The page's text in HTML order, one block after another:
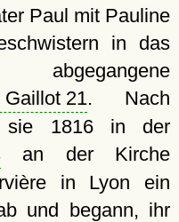
Paul mit Pauline
in das
21. Nach
sie 1816 in der
an der Kirche
in Lyon ein
und begann, ihr